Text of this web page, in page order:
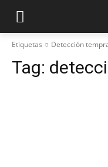
Etiquetas Detección
Tag: